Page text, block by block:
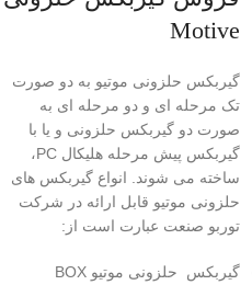
Motive
گیربکس حلزونی موتیو به دو صورت
تک مرحله ای و دو مرحله ای به
صورت دو گیربکس حلزونی و یا با
گیربکس پیش مرحله هلیکال PC،
ساخته می شوند. انواع گیربکس های
حلزونی موتیو قابل ارائه در شرکت
توربو صنعت عبارت است از:
گیربکس حلزونی موتیو BOX